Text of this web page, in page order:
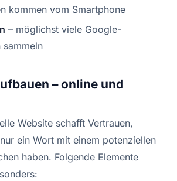
kommen vom Smartphone
– möglichst viele Google-
sammeln
– online und
Website schafft Vertrauen,
ein Wort mit einem potenziellen
haben. Folgende Elemente